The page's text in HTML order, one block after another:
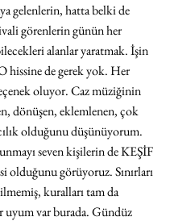
gelenlerin, hatta belki de
görenlerin günün her
alanlar yaratmak. İşin
hissine de gerek yok. Her
oluyor. Caz müziğinin
dönüşen, eklemlenen, çok
olduğunu düşünüyorum.
seven kişilerin de KEŞİF
olduğunu görüyoruz. Sınırları
kuralları tam da
uyum var burada. Gündüz